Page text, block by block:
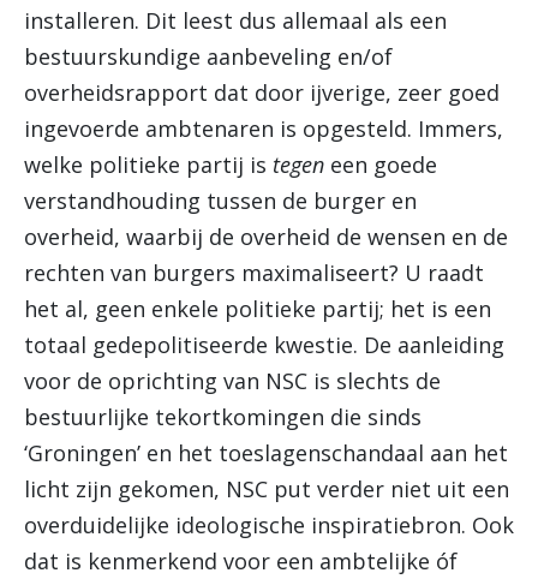
installeren. Dit leest dus allemaal als een
bestuurskundige aanbeveling en/of
overheidsrapport dat door ijverige, zeer goed
ingevoerde ambtenaren is opgesteld. Immers,
welke politieke partij is tegen een goede
verstandhouding tussen de burger en
overheid, waarbij de overheid de wensen en de
rechten van burgers maximaliseert? U raadt
het al, geen enkele politieke partij; het is een
totaal gedepolitiseerde kwestie. De aanleiding
voor de oprichting van NSC is slechts de
bestuurlijke tekortkomingen die sinds
‘Groningen’ en het toeslagenschandaal aan het
licht zijn gekomen, NSC put verder niet uit een
overduidelijke ideologische inspiratiebron. Ook
dat is kenmerkend voor een ambtelijke óf